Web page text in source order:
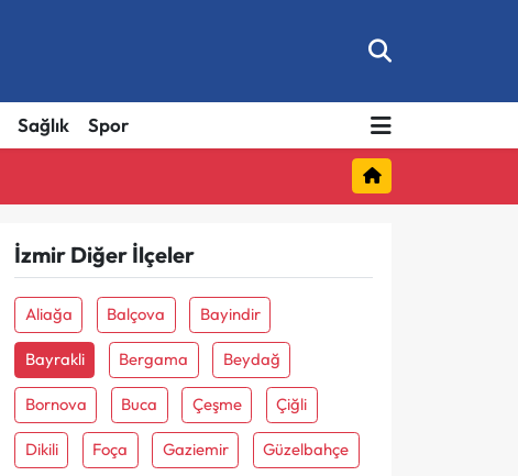
Sağlık Spor
İzmir Diğer İlçeler
Aliağa Balçova Bayindir
Bayrakli Bergama Beydağ
Bornova Buca Çeşme Çiğli
Dikili Foça Gaziemir Güzelbahçe